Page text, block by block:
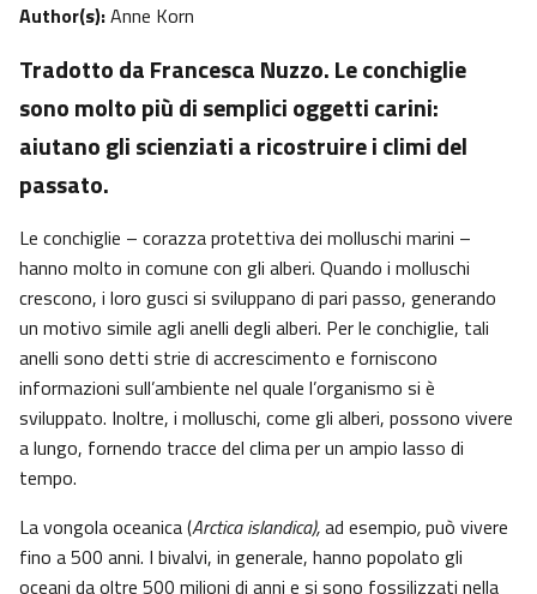
Author(s):Anne Korn
Tradotto da Francesca Nuzzo. Le conchiglie
sono molto più di semplici oggetti carini:
aiutano gli scienziati a ricostruire i climi del
passato.
Le conchiglie – corazza protettiva dei molluschi marini –
hanno molto in comune con gli alberi. Quando i molluschi
crescono, i loro gusci si sviluppano di pari passo, generando
un motivo simile agli anelli degli alberi. Per le conchiglie, tali
anelli sono detti strie di accrescimento e forniscono
informazioni sull’ambiente nel quale l’organismo si è
sviluppato. Inoltre, i molluschi, come gli alberi, possono vivere
a lungo, fornendo tracce del clima per un ampio lasso di
tempo.
La vongola oceanica (Arctica islandica),ad esempio,può vivere
fino a 500 anni. I bivalvi, in generale, hanno popolato gli
oceani da oltre 500 milioni di anni e si sono fossilizzati nella